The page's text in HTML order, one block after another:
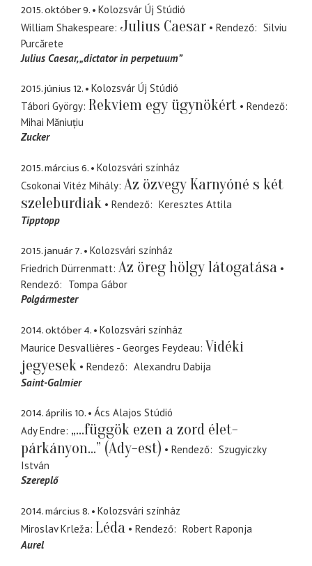
2015. október 9.
Kolozsvár Új Stúdió
William Shakespeare Julius Caesar Rendező
Silviu
Purcărete
Julius Caesar „dictator in perpetuum”
2015. június 12.
Kolozsvár Új Stúdió
Tábori György Rekviem egy ügynökért
Rendező
Mihai Măniuțiu
Zucker
2015. március 6.
Kolozsvári színház
Csokonai Vitéz Mihály Az özvegy Karnyóné s két
szeleburdiak
Rendező
Keresztes Attila
Tipptopp
2015. január 7.
Kolozsvári színház
Friedrich Dürrenmatt Az öreg hölgy látogatása
Rendező
Tompa Gábor
Polgármester
2014. október 4.
Kolozsvári színház
Maurice Desvallières - Georges Feydeau Vidéki
jegyesek
Rendező
Alexandru Dabija
Saint-Galmier
2014. április 10.
Ács Alajos Stúdió
Ady Endre „...függök ezen a zord élet-
párkányon...” (Ady-est)
Rendező
Szugyiczky
István
Szereplő
2014. március 8.
Kolozsvári színház
Miroslav Krleža Léda Rendező
Robert Raponja
Aurel